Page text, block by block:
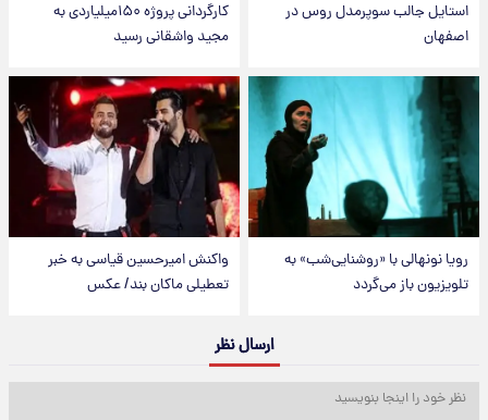
استایل جالب سوپرمدل روس در
اصفهان
کارگردانی پروژه ۱۵۰میلیاردی به
مجید واشقانی رسید
رویا نونهالی با «روشنایی‌شب» به
تلویزیون باز می‌گردد
واکنش امیرحسین قیاسی به خبر
تعطیلی ماکان بند/ عکس
ارسال نظر